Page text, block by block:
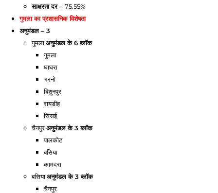
साक्षरता दर – 75.55%
गुमलाका प्रशासनिक विशेषता
अनुमंडल – 3
गुमलाअनुमंडलके 6 ब्लॉक
गुमला
घाघरा
भरनो
बिशुनपुर
रायडीह
सिसई
चैनपुरअनुमंडलके 3 ब्लॉक
पालकोट
बसिया
कामदरा
बसियाअनुमंडलके 3 ब्लॉक
चैनपुर